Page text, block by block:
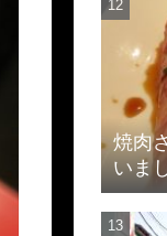
焼肉
いま
のた